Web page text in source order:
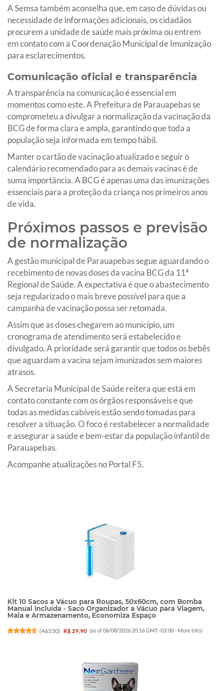
A Semsa também aconselha que, em caso de dúvidas ou
necessidade de informações adicionais, os cidadãos
procurem a unidade de saúde mais próxima ou entrem
em contato com a Coordenação Municipal de Imunização
para esclarecimentos.
Comunicação oficial e transparência
A transparência na comunicação é essencial em
momentos como este. A Prefeitura de Parauapebas se
comprometeu a divulgar a normalização da vacinação da
BCG de forma clara e ampla, garantindo que toda a
população seja informada em tempo hábil.
Manter o cartão de vacinação atualizado e seguir o
calendário recomendado para as demais vacinas é de
suma importância. A BCG é apenas uma das imunizações
essenciais para a proteção da criança nos primeiros anos
de vida.
Próximos passos e previsão
de normalização
A gestão municipal de Parauapebas segue aguardando o
recebimento de novas doses da vacina BCG da 11ª
Regional de Saúde. A expectativa é que o abastecimento
seja regularizado o mais breve possível para que a
campanha de vacinação possa ser retomada.
Assim que as doses chegarem ao município, um
cronograma de atendimento será estabelecido e
divulgado. A prioridade será garantir que todos os bebês
que aguardam a vacina sejam imunizados sem maiores
atrasos.
A Secretaria Municipal de Saúde reitera que está em
contato constante com os órgãos responsáveis e que
todas as medidas cabíveis estão sendo tomadas para
resolver a situação. O foco é restabelecer a normalidade
e assegurar a saúde e bem-estar da população infantil de
Parauapebas.
Acompanhe atualizações no Portal F5.
Kit 10 Sacos a Vácuo para Roupas, 50x60cm, com Bomba
Manual Incluída - Saco Organizador a Vácuo para Viagem,
Mala e Armazenamento, Economiza Espaço
(46530) R$ 29,90 (as of 06/08/2026 20:16 GMT -03:00 - More info)